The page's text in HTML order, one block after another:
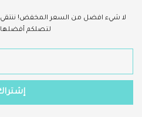
لا شيء افضل من السعر المخفض!
لتصلكم أفضلها